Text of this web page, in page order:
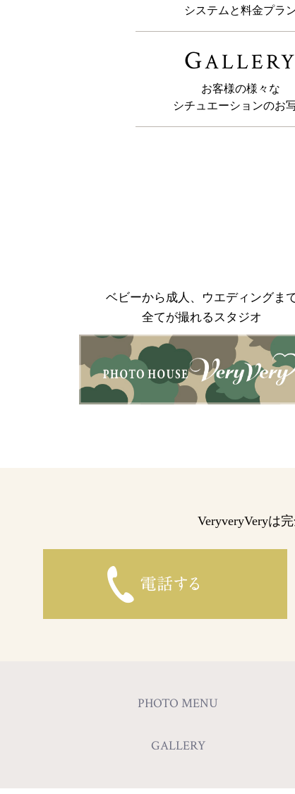
システムと料金プラ
GALLERY
お客様の様々な
シチュエーションのお
ベビーから成人、ウエディングま
全てが撮れるスタジオ
VeryveryVeryは
PHOTO MENU
GALLERY